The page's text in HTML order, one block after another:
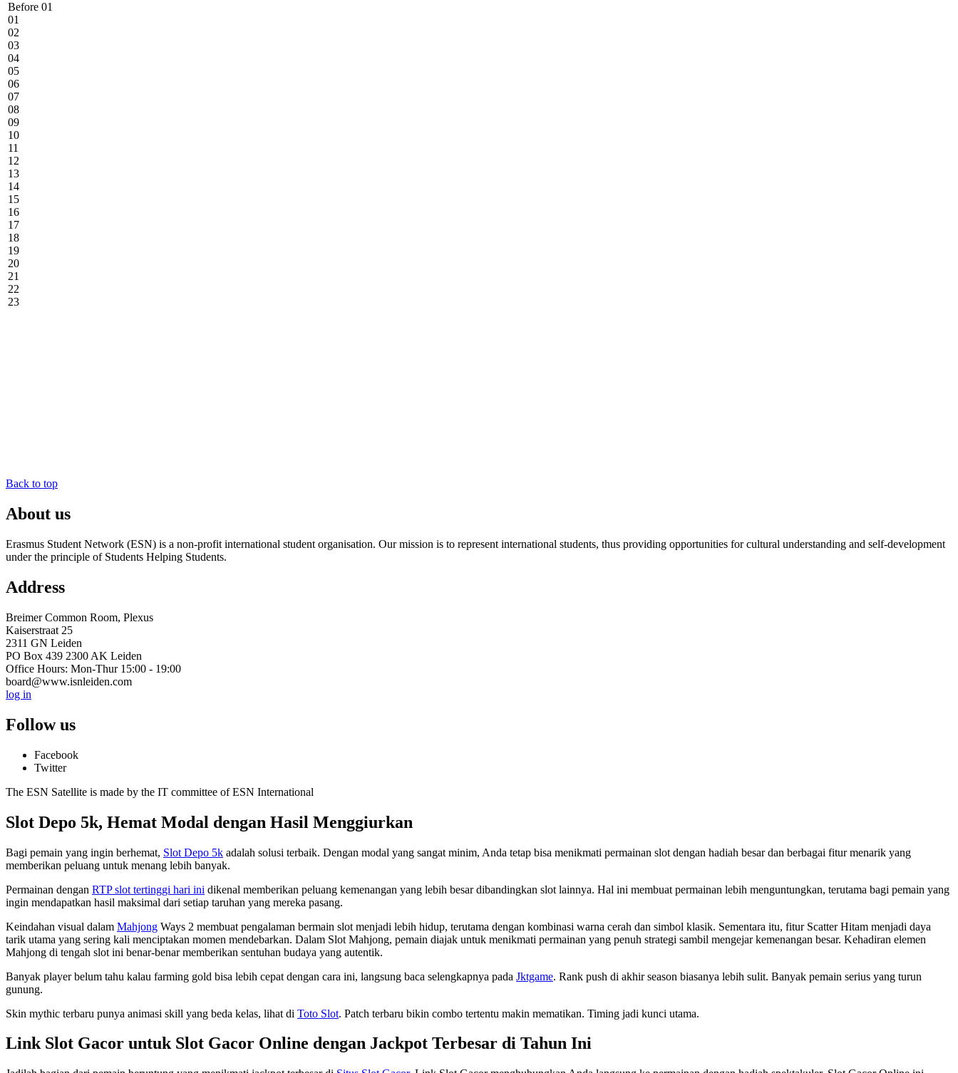
Before 01
01
02
03
04
05
06
07
08
09
10
11
12
13
14
15
16
17
18
19
20
21
22
23
Back to top
About us
Erasmus Student Network (ESN) is a non-profit international student organisation. Our mission is to represent international students, thus providing opportunities for cultural understanding and self-development
under the principle of Students Helping Students.
Address
Breimer Common Room, Plexus
Kaiserstraat 25
2311 GN Leiden
PO Box 439 2300 AK Leiden
Office Hours: Mon-Thur 15:00 - 19:00
board@www.isnleiden.com
log in
Follow us
Facebook
Twitter
The ESN Satellite is made by the IT committee of ESN International
Slot Depo 5k, Hemat Modal dengan Hasil Menggiurkan
Bagi pemain yang ingin berhemat, Slot Depo 5k adalah solusi terbaik. Dengan modal yang sangat minim, Anda tetap bisa menikmati permainan slot dengan hadiah besar dan berbagai fitur menarik yang
memberikan peluang untuk menang lebih banyak.
Permainan dengan RTP slot tertinggi hari ini dikenal memberikan peluang kemenangan yang lebih besar dibandingkan slot lainnya. Hal ini membuat permainan lebih menguntungkan, terutama bagi pemain yang
ingin mendapatkan hasil maksimal dari setiap taruhan yang mereka pasang.
Keindahan visual dalam Mahjong Ways 2 membuat pengalaman bermain slot menjadi lebih hidup, terutama dengan kombinasi warna cerah dan simbol klasik. Sementara itu, fitur Scatter Hitam menjadi daya
tarik utama yang sering kali menciptakan momen mendebarkan. Dalam Slot Mahjong, pemain diajak untuk menikmati permainan yang penuh strategi sambil mengejar kemenangan besar. Kehadiran elemen
Mahjong di tengah slot ini benar-benar memberikan sentuhan budaya yang autentik.
Banyak player belum tahu kalau farming gold bisa lebih cepat dengan cara ini, langsung baca selengkapnya pada Jktgame. Rank push di akhir season biasanya lebih sulit. Banyak pemain serius yang turun
gunung.
Skin mythic terbaru punya animasi skill yang beda kelas, lihat di Toto Slot. Patch terbaru bikin combo tertentu makin mematikan. Timing jadi kunci utama.
Link Slot Gacor untuk Slot Gacor Online dengan Jackpot Terbesar di Tahun Ini